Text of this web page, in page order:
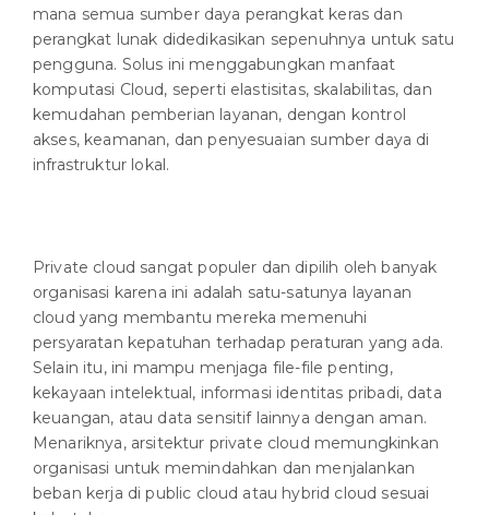
mana semua sumber daya perangkat keras dan
perangkat lunak didedikasikan sepenuhnya untuk satu
pengguna. Solus ini menggabungkan manfaat
komputasi Cloud, seperti elastisitas, skalabilitas, dan
kemudahan pemberian layanan, dengan kontrol
akses, keamanan, dan penyesuaian sumber daya di
infrastruktur lokal.
Private cloud sangat populer dan dipilih oleh banyak
organisasi karena ini adalah satu-satunya layanan
cloud yang membantu mereka memenuhi
persyaratan kepatuhan terhadap peraturan yang ada.
Selain itu, ini mampu menjaga file-file penting,
kekayaan intelektual, informasi identitas pribadi, data
keuangan, atau data sensitif lainnya dengan aman.
Menariknya, arsitektur private cloud memungkinkan
organisasi untuk memindahkan dan menjalankan
beban kerja di public cloud atau hybrid cloud sesuai